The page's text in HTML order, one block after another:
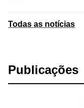
Todas as notícias
Publicações